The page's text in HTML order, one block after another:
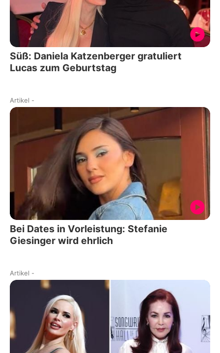
Süß: Daniela Katzenberger gratuliert
Lucas zum Geburtstag
Artikel -
Bei Dates in Vorleistung: Stefanie
Giesinger wird ehrlich
Artikel -